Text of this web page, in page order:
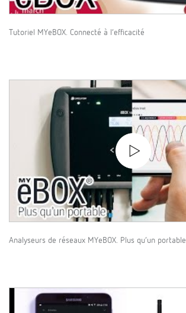
Tutoriel MYeBOX. Connecté à l’efficacité
Analyseurs de réseaux MYeBOX. Plus qu’un portable